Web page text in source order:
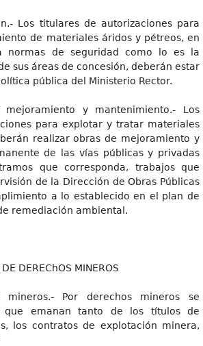
Los titulares de autorizaciones para
de materiales áridos y pétreos, en
normas de seguridad como lo es la
sus áreas de concesión, deberán estar
pública del Ministerio Rector.
y mantenimiento.- Los
para explotar y tratar materiales
realizar obras de mejoramiento y
de las vías públicas y privadas
que corresponda, trabajos que
de la Dirección de Obras Públicas
a lo establecido en el plan de
remediación ambiental.
DEREChOS MINEROS
mineros.- Por derechos mineros se
que emanan tanto de los títulos de
los contratos de explotación minera,